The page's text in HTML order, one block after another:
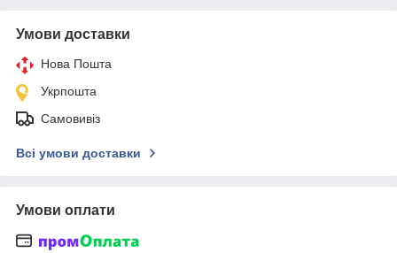
Умови доставки
Нова Пошта
Укрпошта
Самовивіз
Всі умови доставки
Умови оплати